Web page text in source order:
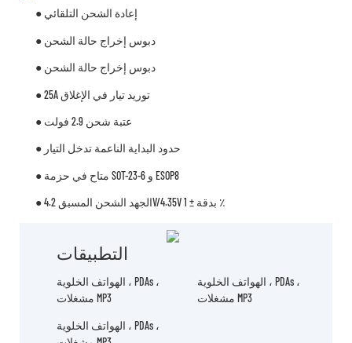
● إعادة الشحن التلقائي
● دبوس إخراج حالة الشحن
● دبوس إخراج حالة الشحن
● 25A توريد تيار في الإغلاق
● عتبة شحن 2.9 فولت
● حدود البداية الناعمة تدخل التيار
● متاح في حزمة SOT-23-6 و ESOP8
● الجهد الشحن المسبق 4.2V/4.35V بدقة ± 1 ٪
التطبيقات
الهواتف الخلوية ، PDAs ،
مشغلات MP3
الهواتف الخلوية ، PDAs ،
مشغلات MP3
الهواتف الخلوية ، PDAs ،